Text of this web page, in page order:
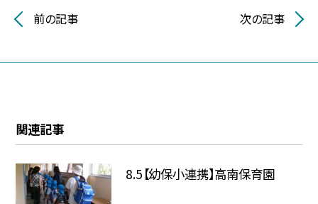
前の記事 次の記事
関連記事
8.5【幼保小連携】高南保育園